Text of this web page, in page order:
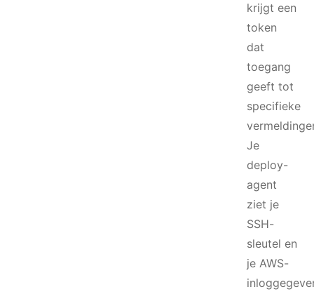
krijgt een
token
dat
toegang
geeft tot
specifieke
Je
deploy-
agent
ziet je
SSH-
sleutel en
je AWS-